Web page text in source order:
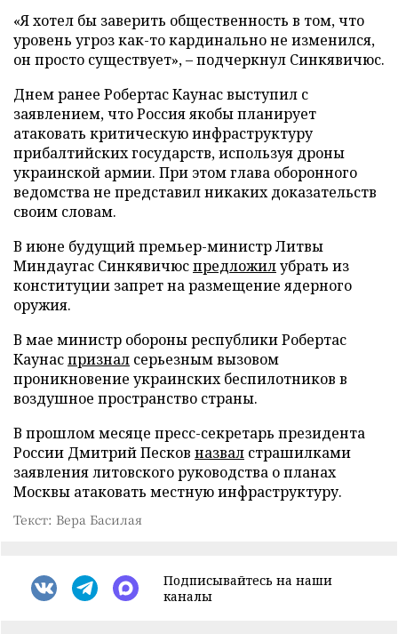
«Я хотел бы заверить общественность в том, что
уровень угроз как-то кардинально не изменился,
он просто существует», – подчеркнул Синкявичюс.
Днем ранее Робертас Каунас выступил с
заявлением, что Россия якобы планирует
атаковать критическую инфраструктуру
прибалтийских государств, используя дроны
украинской армии. При этом глава оборонного
ведомства не представил никаких доказательств
своим словам.
В июне будущий премьер-министр Литвы
Миндаугас Синкявичюспредложилубрать из
конституции запрет на размещение ядерного
оружия.
В мае министр обороны республики Робертас
Каунаспризнал серьезным вызовом
проникновение украинских беспилотников в
воздушное пространство страны.
В прошлом месяце пресс-секретарь президента
России Дмитрий Песков назвал страшилками
заявления литовского руководства о планах
Москвы атаковать местную инфраструктуру.
Текст: Вера Басилая
Подписывайтесь на наши
каналы